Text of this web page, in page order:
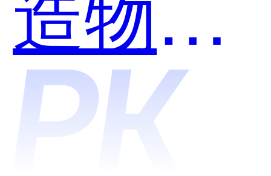
伊智软